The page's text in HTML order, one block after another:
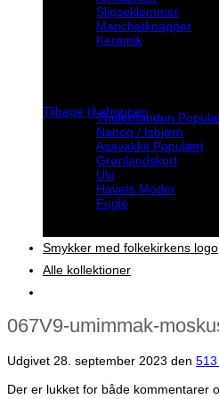
Tilbage til shoppen
Slipseklemmer
Manchetknapper
Keramik
Thulemanden
Nanoq / Isbjørn
Asavakkit
Grønlandskort
Ulu
Havets Moder
Fugle
Smykker med folkekirkens logo
Alle kollektioner
067V9-umimmak-
Udgivet 28. september 2023 den
Der er lukket for både kommentarer